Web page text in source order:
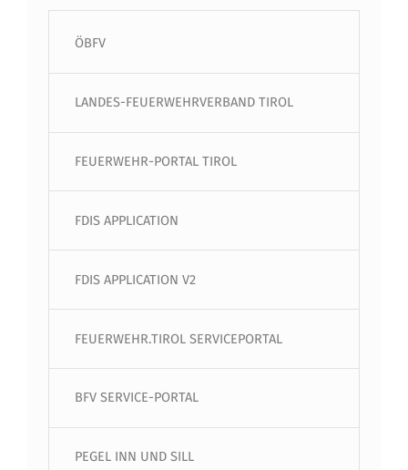
ÖBFV
LANDES-FEUERWEHRVERBAND TIROL
FEUERWEHR-PORTAL TIROL
FDIS APPLICATION
FDIS APPLICATION V2
FEUERWEHR.TIROL SERVICEPORTAL
BFV SERVICE-PORTAL
PEGEL INN UND SILL